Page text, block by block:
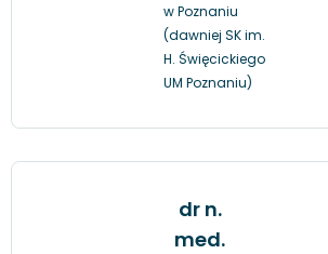
w Poznaniu
(dawniej SK im.
H. Święcickiego
UM Poznaniu)
dr n.
med.